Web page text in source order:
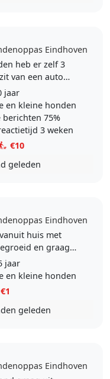
Eindhoven
heb er zelf 3
van een auto
zowel aan
alleen een
jaar
en kleine honden
75%
3 weken
€10
geleden
Eindhoven
huis met
en graag
een hond gaan
spelen. We
jaar
en kleine honden
€1
geleden
Eindhoven